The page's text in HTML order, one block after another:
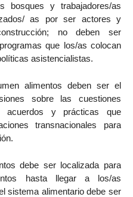
bosques y trabajadores/as
as por ser actores y
no deben ser
que los/as colocan
asistencialistas.
alimentos deben ser el
sobre las cuestiones
acuerdos y prácticas que
transnacionales para
debe ser localizada para
hasta llegar a los/as
sistema alimentario debe ser